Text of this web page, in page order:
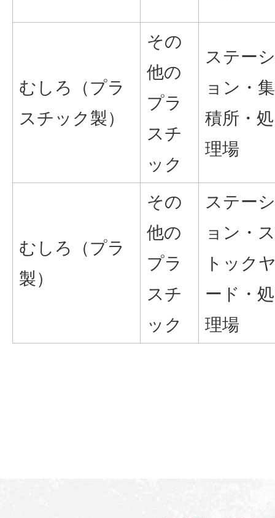
むしろ（プラ
スチック製）
その
他の
プラ
スチ
ック
ステーシ
ョン・集
積所・処
理場
むしろ（プラ
製）
その
他の
プラ
スチ
ック
ステーシ
ョン・ス
トック
ード・処
理場